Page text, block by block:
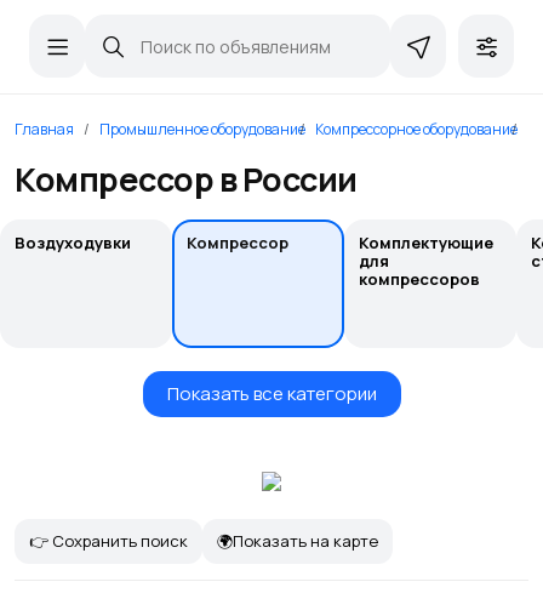
Главная Промышленное оборудование Компрессорное оборудование
Компрессор в России
Воздуходувки Компрессор
Комплектующие
для
компрессоров
Показать все категории
👉 Сохранить поиск 🌍Показать на карте